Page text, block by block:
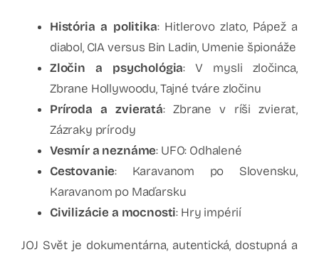
História a politika: Hitlerovo zlato, Pápež a
diabol, CIA versus Bin Ladin, Umenie špionáže
Zločin a psychológia: V mysli zločinca,
Zbrane Hollywoodu, Tajné tváre zločinu
Príroda a zvieratá: Zbrane v ríši zvierat,
Zázraky prírody
Vesmír a neznáme: UFO: Odhalené
Cestovanie: Karavanom po Slovensku,
Karavanom po Maďarsku
Civilizácie a mocnosti: Hry impérií
JOJ Svět je dokumentárna, autentická, dostupná a